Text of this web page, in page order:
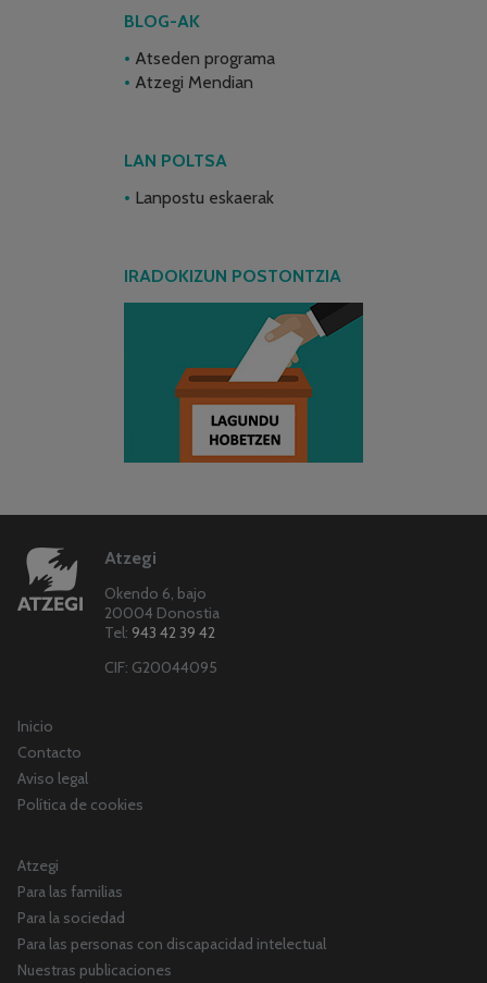
BLOG-AK
Atseden programa
Atzegi Mendian
LAN POLTSA
Lanpostu eskaerak
IRADOKIZUN POSTONTZIA
Atzegi
Okendo 6, bajo
20004 Donostia
Tel: 943 42 39 42
CIF: G20044095
Inicio
Contacto
Aviso legal
Política de cookies
Atzegi
Para las familias
Para la sociedad
Para las personas con discapacidad intelectual
Nuestras publicaciones